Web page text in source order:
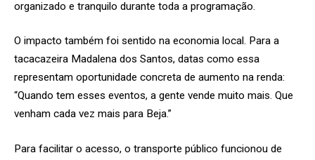
organizado e tranquilo durante toda a programação.
O impacto também foi sentido na economia local. Para a
tacacazeira Madalena dos Santos, datas como essa
representam oportunidade concreta de aumento na renda:
“Quando tem esses eventos, a gente vende muito mais. Que
venham cada vez mais para Beja.”
Para facilitar o acesso, o transporte público funcionou de